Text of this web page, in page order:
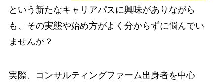
という新たなキャリアパスに興味がありながら
も、 その実態や始め方がよく分からずに悩んでい
ませんか？
実際、コンサルティングファーム出身者を中心